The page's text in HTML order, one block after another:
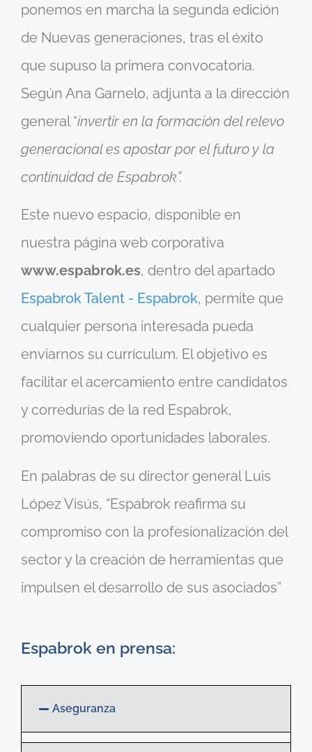
ponemos en marcha la segunda edición
de Nuevas generaciones, tras el éxito
que supuso la primera convocatoria.
Según Ana Garnelo, adjunta a la dirección
general “invertir en la formación del relevo
generacional es apostar por el futuro y la
continuidad de Espabrok”.
Este nuevo espacio, disponible en
nuestra página web corporativa
www.espabrok.es, dentro del apartado
Espabrok Talent - Espabrok, permite que
cualquier persona interesada pueda
enviarnos su currículum. El objetivo es
facilitar el acercamiento entre candidatos
y corredurías de la red Espabrok,
promoviendo oportunidades laborales.
En palabras de su director general Luis
López Visús, “Espabrok reafirma su
compromiso con la profesionalización del
sector y la creación de herramientas que
impulsen el desarrollo de sus asociados”
Espabrok en prensa:
Aseguranza